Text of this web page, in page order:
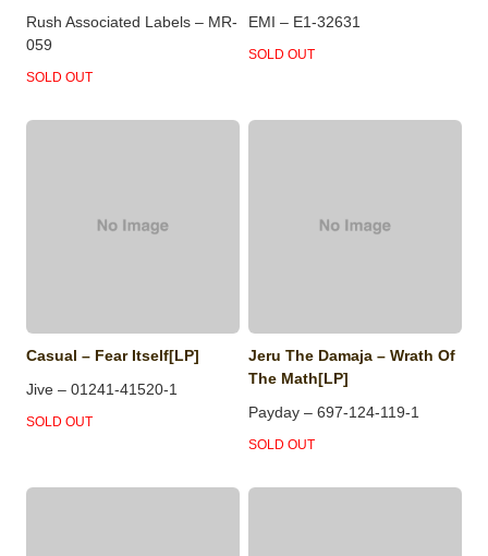
Rush Associated Labels – MR-
059
SOLD OUT
EMI – E1-32631
SOLD OUT
Casual – Fear Itself[LP]
Jive – 01241-41520-1
SOLD OUT
Jeru The Damaja – Wrath Of
The Math[LP]
Payday – 697-124-119-1
SOLD OUT